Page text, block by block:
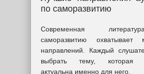
по саморазвитию
Современная
саморазвитию охватывает
направлений. Каждый
выбрать тему, которая
актуальна именно для него.